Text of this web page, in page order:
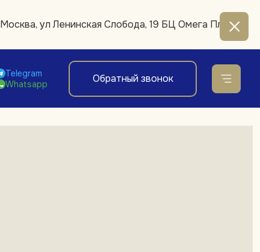
Москва, ул Ленинская Слобода, 19 БЦ Омега Плаза
Telegram
Whatsapp
Обратный звонок